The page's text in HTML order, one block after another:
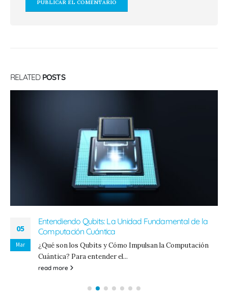
RELATED POSTS
05
Mar
Entendiendo Qubits: La Unidad Fundamental de la
Computación Cuántica
¿Qué son los Qubits y Cómo Impulsan la Computación
Cuántica? Para entender el...
read more